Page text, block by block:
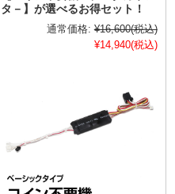
タ－】が選べるお得セット！
通常価格: ¥16,600(税込)
¥14,940(税込)